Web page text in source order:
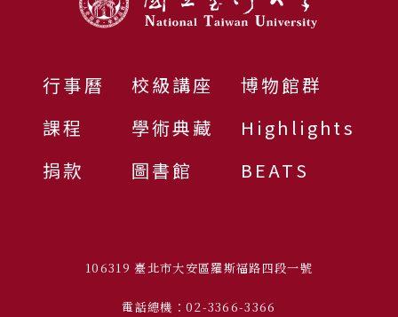
行事曆
課程
捐款
校級講座
學術典藏
圖書館
博物館群
Highlights
BEATS
106319 臺北市大安區羅斯福路四段一號
電話總機：02-3366-3366